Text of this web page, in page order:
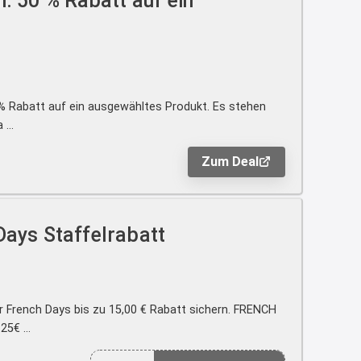
Rabatt auf ein ausgewähltes Produkt. Es stehen
...
Zum Deal
Staffelrabatt
Days bis zu 15,00 € Rabatt sichern. FRENCH
...
verfärbt sich ab 28 Grad /siehe
shop.bioeg.de/aufkleber-
www.dunatura.com/free-trial...